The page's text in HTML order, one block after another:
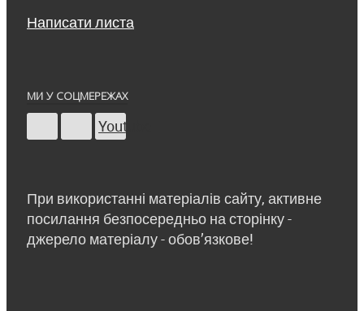
Написати листа
МИ У СОЦМЕРЕЖАХ
Youtube
При використанні матеріалів сайту, активне
посилання безпосередньо на сторінку -
джерело матеріалу - обов’язкове!